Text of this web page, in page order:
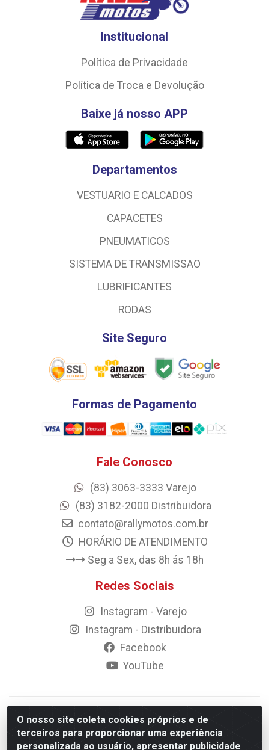
O nosso site coleta cookies próprios e de
terceiros para proporcionar uma experiência
personalizada ao usuário, apresentar publicidade
Institucional
Política de Privacidade
Política de Troca e Devolução
Baixe já nosso APP
Departamentos
VESTUARIO E CALCADOS
CAPACETES
PNEUMATICOS
SISTEMA DE TRANSMISSAO
LUBRIFICANTES
RODAS
Site Seguro
Formas de Pagamento
Fale Conosco
(83) 3063-3333 Varejo
(83) 3182-2000 Distribuidora
contato@rallymotos.com.br
HORÁRIO DE ATENDIMENTO
Seg a Sex, das 8h ás 18h
Redes Sociais
Instagram - Varejo
Instagram - Distribuidora
Facebook
YouTube
© 2023 Rally Motos - todos os direitos reservados.
Razão Social: Rally motos distribuidora, importadora e
transportadora de peças LTDA - CNPJ 09.262.859/0001-43 -